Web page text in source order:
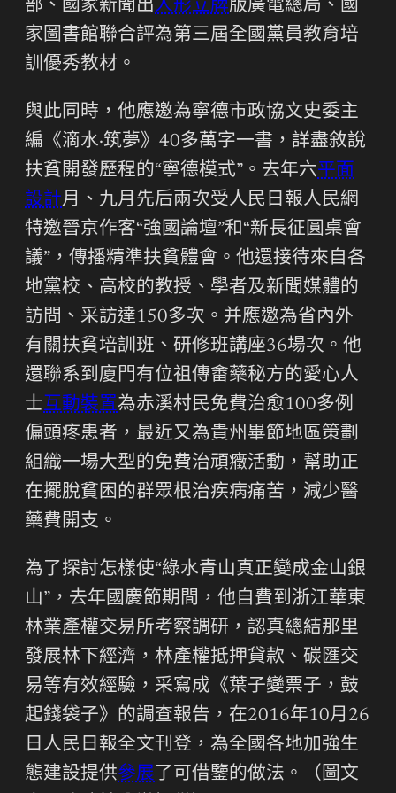
部、國家新聞出人形立牌版廣電總局、國
家圖書館聯合評為第三屆全國黨員教育培
訓優秀教材。
與此同時，他應邀為寧德市政協文史委主
編《滴水·筑夢》40多萬字一書，詳盡敘說
扶貧開發歷程的“寧德模式”。去年六平面
設計月、九月先后兩次受人民日報人民網
特邀晉京作客“強國論壇”和“新長征圓桌會
議”，傳播精準扶貧體會。他還接待來自各
地黨校、高校的教授、學者及新聞媒體的
訪問、采訪達150多次。并應邀為省內外
有關扶貧培訓班、研修班講座36場次。他
還聯系到廈門有位祖傳畬藥秘方的愛心人
士互動裝置為赤溪村民免費治愈100多例
偏頭疼患者，最近又為貴州畢節地區策劃
組織一場大型的免費治頑癥活動，幫助正
在擺脫貧困的群眾根治疾病痛苦，減少醫
藥費開支。
為了探討怎樣使“綠水青山真正變成金山銀
山”，去年國慶節期間，他自費到浙江華東
林業產權交易所考察調研，認真總結那里
發展林下經濟，林產權抵押貸款、碳匯交
易等有效經驗，采寫成《葉子變票子，鼓
起錢袋子》的調查報告，在2016年10月26
日人民日報全文刊登，為全國各地加強生
態建設提供參展 了可借鑒的做法。（圖文